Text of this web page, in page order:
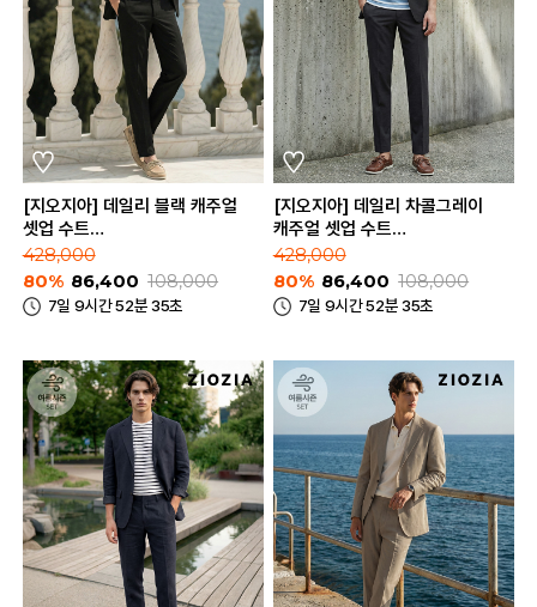
[지오지아] 데일리 블랙 캐주얼
셋업 수트
(AAE2KG1601_AAE2PP1601_BK)
428,000
80% 86,400 108,000
7일 9시간 52분 35초
[지오지아] 데일리 차콜그레이
캐주얼 셋업 수트
428,000
80% 86,400 108,000
7일 9시간 52분 35초